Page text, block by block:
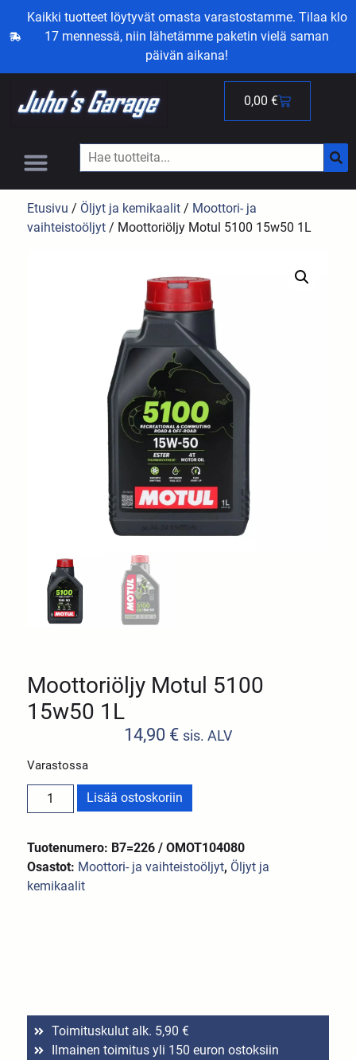
Kaikki tuotteet löytyvät omasta varastostamme. Tilaa klo
17 mennessä, niin lähetämme paketin vielä saman
päivän aikana!
0,00 €
Etusivu / Öljyt ja kemikaalit / Moottori- ja
vaihteistoöljyt / Moottoriöljy Motul 5100 15w50 1L
Moottoriöljy Motul 5100
15w50 1L
14,90 € sis. ALV
Varastossa
Lisää ostoskoriin
Tuotenumero: B7=226 / OMOT104080
Osastot: Moottori- ja vaihteistoöljyt, Öljyt ja
kemikaalit
Toimituskulut alk. 5,90 €
Ilmainen toimitus yli 150 euron ostoksiin